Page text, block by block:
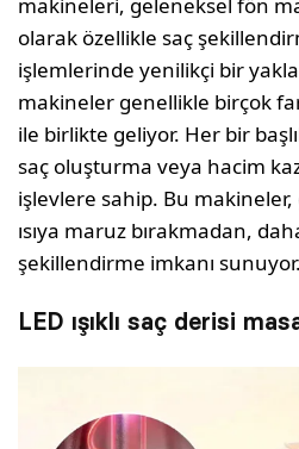
olarak özellikle saç
işlemlerin­de yenilikçi bir
makineler genellikle birçok
ile birlikte geliyor. Her bir
saç oluşturma veya hacim
işlevlere sahip. Bu makineler,
ısıya maruz bırakmadan,
şekillendir­me imkanı sunuyor.
LED ışıklı saç derisi